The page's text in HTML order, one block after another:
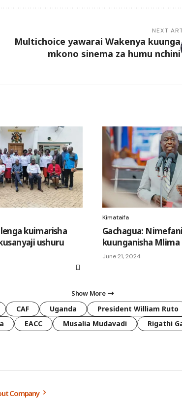
NEXT
Multichoice yawarai Wakenya kuunga
mkono sinema za humu nchini
kuimarisha
ushuru
Kimataifa
Gachagua:
kuunganisha Mlima
June 21, 2024
Show More
CAF Uganda President William Ruto
EACC Musalia Mudavadi Rigathi
Company